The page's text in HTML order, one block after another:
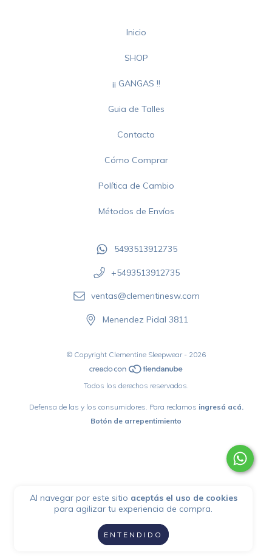
Al navegar por este sitio aceptás el uso de cookies
para agilizar tu experiencia de compra.
ENTENDIDO
Inicio
SHOP
¡¡ GANGAS !!
Guia de Talles
Contacto
Cómo Comprar
Política de Cambio
Métodos de Envíos
5493513912735
+5493513912735‬
ventas@clementinesw.com
Menendez Pidal 3811
© Copyright Clementine Sleepwear - 2026
Todos los derechos reservados.
Defensa de las y los consumidores. Para reclamos ingresá acá.
Botón de arrepentimiento